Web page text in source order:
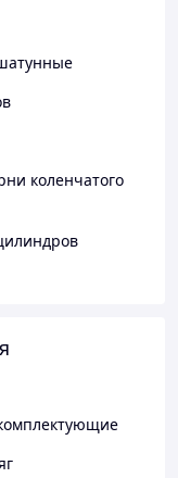
коленчатого